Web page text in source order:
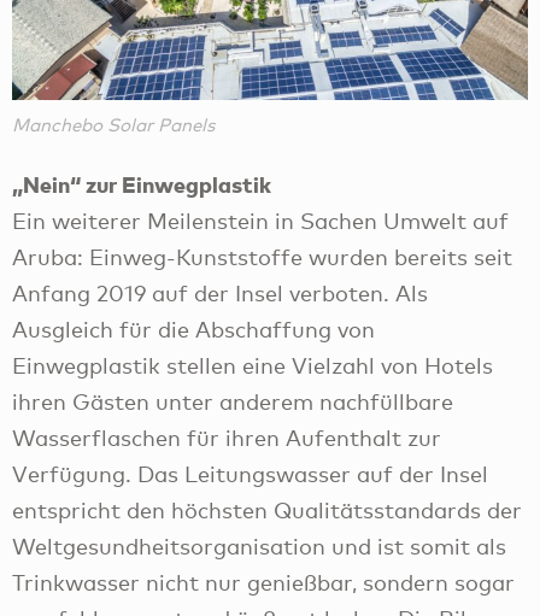
Manchebo Solar Panels
„Nein“ zur Einwegplastik
Ein weiterer Meilenstein in Sachen Umwelt auf
Aruba: Einweg-Kunststoffe wurden bereits seit
Anfang 2019 auf der Insel verboten. Als
Ausgleich für die Abschaffung von
Einwegplastik stellen eine Vielzahl von Hotels
ihren Gästen unter anderem nachfüllbare
Wasserflaschen für ihren Aufenthalt zur
Verfügung. Das Leitungswasser auf der Insel
entspricht den höchsten Qualitätsstandards der
Weltgesundheitsorganisation und ist somit als
Trinkwasser nicht nur genießbar, sondern sogar